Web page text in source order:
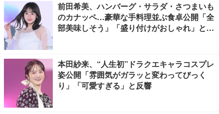
前田希美、ハンバーグ・サラダ・さつまいも
のカナッペ…豪華な手料理並ぶ食卓公開「全
部美味しそう」「盛り付けがおしゃれ」と絶
本田紗来、“人生初”ドラクエキャラコスプレ
姿公開「雰囲気がガラッと変わってびっく
り」「可愛すぎる」と反響